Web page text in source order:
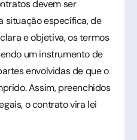
devem ser
situação específica, de
e objetiva, os termos
um instrumento de
envolvidas de que o
Assim, preenchidos
o contrato vira lei